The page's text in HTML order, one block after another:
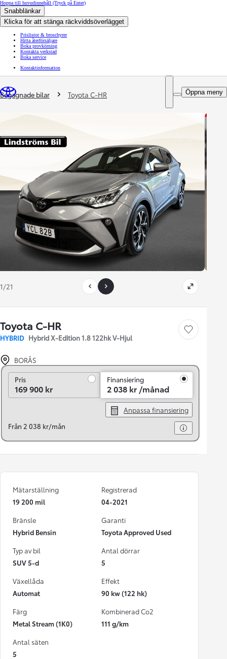
Hoppa till huvudinnehåll (Tryck på Enter)
Snabblänkar
Klicka för att stänga räckviddsöverlägget
Prislistor & broschyrer
Hitta återförsäljare
Boka provkörning
Kontakta verkstad
Boka service
Kontaktinformation
Öppna meny
You are here
Begagnade bilar Toyota C-HR
1/21
Toyota C-HR
HYBRID Hybrid X-Edition 1.8 122hk V-Hjul
Save car
BORÅS
PrisPris
169 900 kr
Finansiering
2 038 kr /månad
Anpassa finansiering
Från 2 038 kr/mån
Mätarställning
19 200 mil
Registrerad
04-2021
Bränsle
Hybrid Bensin
Garanti
Toyota Approved Used
Typ av bil
SUV 5-d
Antal dörrar
5
Växellåda
Automat
Effekt
90 kw (122 hk)
Färg
Metal Stream (1K0)
Kombinerad Co2
111 g/km
Antal säten
5